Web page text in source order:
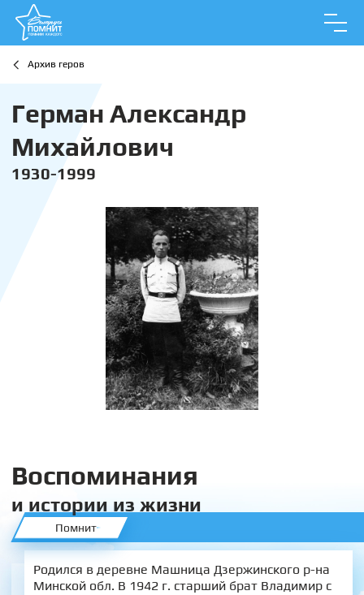
Архив геров
Герман Александр
Михайлович
1930-1999
Воспоминания
и истории из жизни
Помнит
Родился в деревне Машница Дзержинского р-на
Минской обл. В 1942 г. старший брат Владимир с